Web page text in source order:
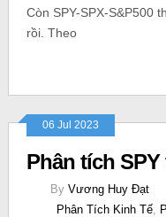
Còn SPY-SPX-S&P500
rồi. Theo
06 Jul 2023
Phân tích SPY
By Vương Huy Đạt
Phân Tích Kinh Tế,